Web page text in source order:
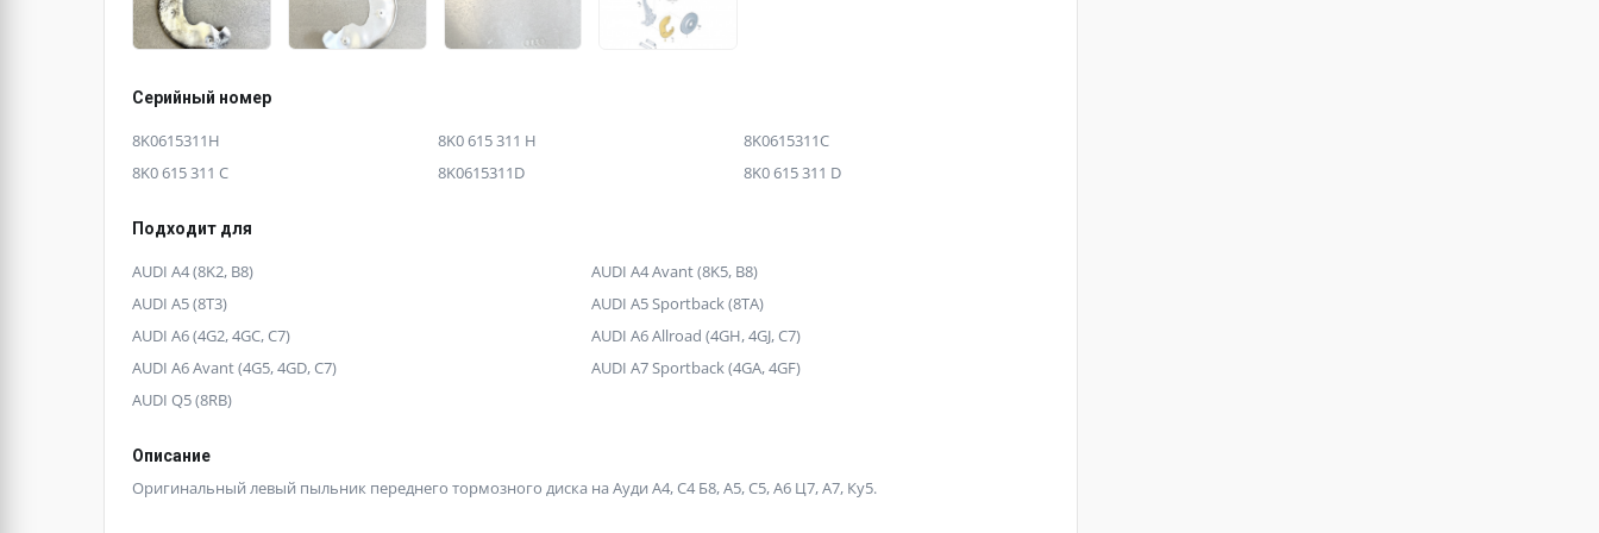
Серийный номер
8K0615311H 8K0 615 311 H
8K0615311C
8K0 615 311 C
8K0615311D 8K0 615 311 D
Подходит для
AUDI A4 (8K2, B8)
AUDI A4 Avant (8K5, B8)
AUDI A5 (8T3)
AUDI A5 Sportback (8TA)
AUDI A6 (4G2, 4GC, C7)
AUDI A6 Allroad (4GH, 4GJ, C7)
AUDI A6 Avant (4G5, 4GD, C7)
AUDI A7 Sportback (4GA, 4GF)
AUDI Q5 (8RB)
Описание
Оригинальный левый пыльник переднего тормозного диска на Ауди А4, C4 Б8, А5, C5, А6 Ц7, А7, Ку5.